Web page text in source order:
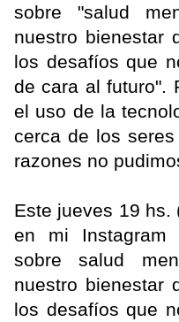
sobre "salud
nuestro bienestar
los desafíos que
de cara al futuro".
el uso de la
cerca de los
razones no
Este jueves 19 hs.
en mi Instagram
sobre salud
nuestro bienestar
los desafíos que